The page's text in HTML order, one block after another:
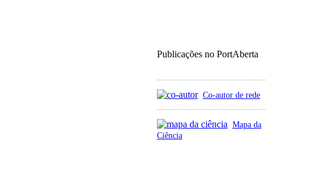
Publicações no PortAberta
Co-autor de rede
Mapa da
Ciência